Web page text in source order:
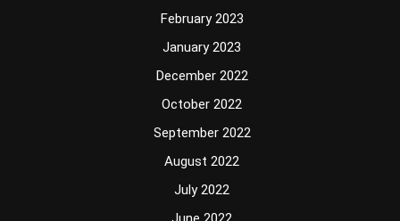
February 2023
January 2023
December 2022
October 2022
September 2022
August 2022
July 2022